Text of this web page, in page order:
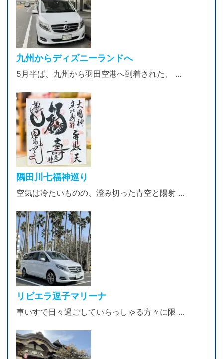
九州からディズニーランドへ
5月半ば、九州から羽田空港へ到着された、 ...
隅田川七福神巡り
空気は冷たいものの、澄み切った青空と陽射 ...
リビエラ逗子マリーナ
車いすで日々過ごしていらっしゃる方々に限 ...